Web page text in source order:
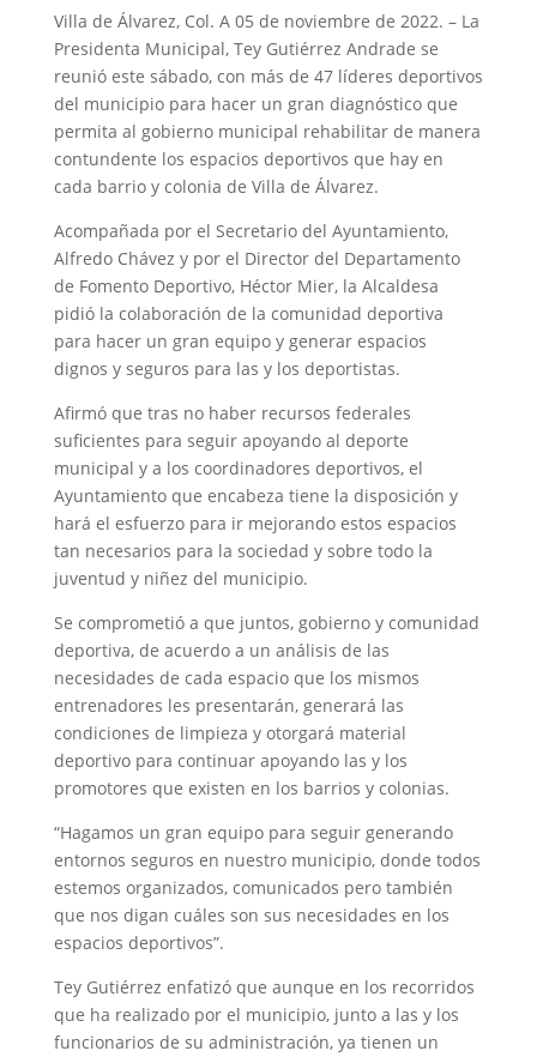
Villa de Álvarez, Col. A 05 de noviembre de 2022. – La
Presidenta Municipal, Tey Gutiérrez Andrade se
reunió este sábado, con más de 47 líderes deportivos
del municipio para hacer un gran diagnóstico que
permita al gobierno municipal rehabilitar de manera
contundente los espacios deportivos que hay en
cada barrio y colonia de Villa de Álvarez.
Acompañada por el Secretario del Ayuntamiento,
Alfredo Chávez y por el Director del Departamento
de Fomento Deportivo, Héctor Mier, la Alcaldesa
pidió la colaboración de la comunidad deportiva
para hacer un gran equipo y generar espacios
dignos y seguros para las y los deportistas.
Afirmó que tras no haber recursos federales
suficientes para seguir apoyando al deporte
municipal y a los coordinadores deportivos, el
Ayuntamiento que encabeza tiene la disposición y
hará el esfuerzo para ir mejorando estos espacios
tan necesarios para la sociedad y sobre todo la
juventud y niñez del municipio.
Se comprometió a que juntos, gobierno y comunidad
deportiva, de acuerdo a un análisis de las
necesidades de cada espacio que los mismos
entrenadores les presentarán, generará las
condiciones de limpieza y otorgará material
deportivo para continuar apoyando las y los
promotores que existen en los barrios y colonias.
“Hagamos un gran equipo para seguir generando
entornos seguros en nuestro municipio, donde todos
estemos organizados, comunicados pero también
que nos digan cuáles son sus necesidades en los
espacios deportivos”.
Tey Gutiérrez enfatizó que aunque en los recorridos
que ha realizado por el municipio, junto a las y los
funcionarios de su administración, ya tienen un